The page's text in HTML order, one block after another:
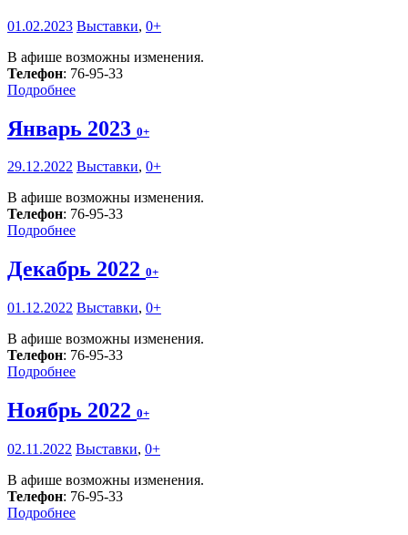
01.02.2023 Выставки, 0+
В афише возможны изменения.
Телефон: 76-95-33
Подробнее
Январь 2023 0+
29.12.2022 Выставки, 0+
В афише возможны изменения.
Телефон: 76-95-33
Подробнее
Декабрь 2022 0+
01.12.2022 Выставки, 0+
В афише возможны изменения.
Телефон: 76-95-33
Подробнее
Ноябрь 2022 0+
02.11.2022 Выставки, 0+
В афише возможны изменения.
Телефон: 76-95-33
Подробнее